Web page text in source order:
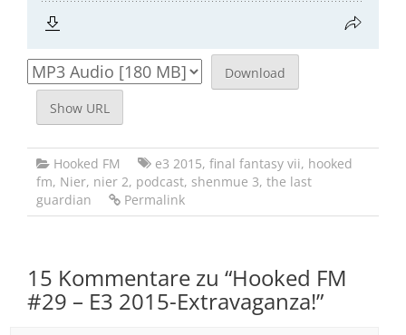
Download
Show URL
Hooked FM e3 2015, final fantasy vii, hooked
fm, Nier, nier 2, podcast, shenmue 3, the last
guardian
Permalink
15 Kommentare zu “Hooked FM
#29 – E3 2015-Extravaganza!”